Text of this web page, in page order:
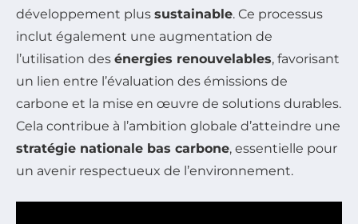
développement plus sustainable. Ce processus
inclut également une augmentation de
l’utilisation des énergies renouvelables, favorisant
un lien entre l’évaluation des émissions de
carbone et la mise en œuvre de solutions durables.
Cela contribue à l’ambition globale d’atteindre une
stratégie nationale bas carbone, essentielle pour
un avenir respectueux de l’environnement.